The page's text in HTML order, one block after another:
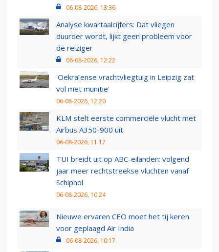
06-08-2026, 13:36
Analyse kwartaalcijfers: Dat vliegen
duurder wordt, lijkt geen probleem voor
de reiziger
06-08-2026, 12:22
'Oekraïense vrachtvliegtuig in Leipzig zat
vol met munitie'
06-08-2026, 12:20
KLM stelt eerste commerciële vlucht met
Airbus A350-900 uit
06-08-2026, 11:17
TUI breidt uit op ABC-eilanden: volgend
jaar meer rechtstreekse vluchten vanaf
Schiphol
06-08-2026, 10:24
Nieuwe ervaren CEO moet het tij keren
voor geplaagd Air India
06-08-2026, 10:17